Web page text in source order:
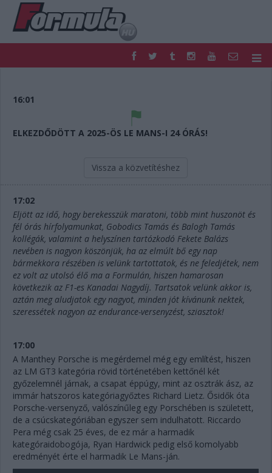
FORMULA
PONTÁLLÁSOK
16:01
ELKEZDŐDÖTT A 2025-ÖS LE MANS-I 24 ÓRÁS!
Vissza a közvetítéshez
17:02
Eljött az idő, hogy berekesszük maratoni, több mint huszonöt és
fél órás hírfolyamunkat, Gobodics Tamás és Balogh Tamás
kollégák, valamint a helyszínen tartózkodó Fekete Balázs
nevében is nagyon köszönjük, ha az elmúlt bő egy nap
bármekkora részében is velünk tartottatok, és ne feledjétek, nem
ez volt az utolsó élő ma a Formulán, hiszen hamarosan
következik az F1-es Kanadai Nagydíj. Tartsatok velünk akkor is,
aztán meg aludjatok egy nagyot, minden jót kívánunk nektek,
szeressétek nagyon az endurance-versenyzést, sziasztok!
17:00
A Manthey Porsche is megérdemel még egy említést, hiszen
az LM GT3 kategória rövid történetében kettőnél két
győzelemnél járnak, a csapat éppúgy, mint az osztrák ász, az
immár hatszoros kategóriagyőztes Richard Lietz. Ősidők óta
Porsche-versenyző, valószínűleg egy Porschében is született,
de a csúcskategóriában egyszer sem indulhatott. Riccardo
Pera még csak 25 éves, de ez már a harmadik
kategóraidobogója, Ryan Hardwick pedig első komolyabb
eredményét érte el harmadik Le Mans-ján.